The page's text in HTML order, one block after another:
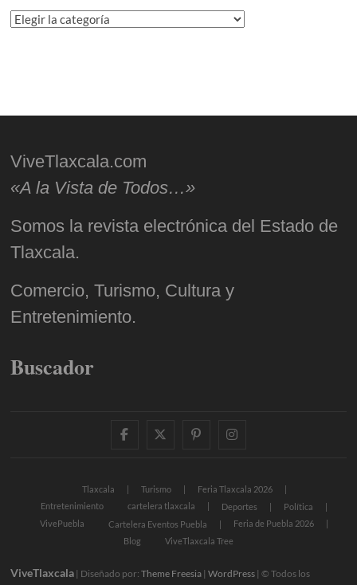
Categorías
ViveTlaxcala.com
«A la Vista de Todos…»
Somos la revista electrónica del Estado de
Tlaxcala.
Comercio, Turismo, Cultura y
Entretenimiento.
Buscador
facebooktwitter
pinterestinstagram
Tlaxcala Turismo
Feria Tlaxcala 2026
Entretenimiento
cartelera tlaxcala Deportes
Política
VivePuebla
Cartelera Eventos Puebla
Feria de Puebla 2026
Blog
ViveTlaxcala Tree
ViveTlaxcala | Diseñado por:Theme Freesia |WordPress | © Todos los